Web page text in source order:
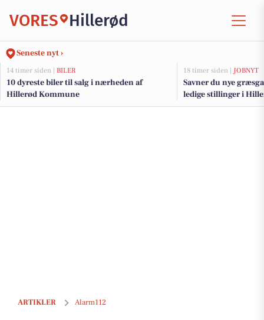
VORES Hillerød
Seneste nyt ›
14 timer siden | BILER
10 dyreste biler til salg i nærheden af
Hillerød Kommune
18 timer siden | JOBNYT
Savner du nye
ledige stillinger i
ARTIKLER Alarm112
74-årig kvinde sigtet for butikstyveri i Hillerød